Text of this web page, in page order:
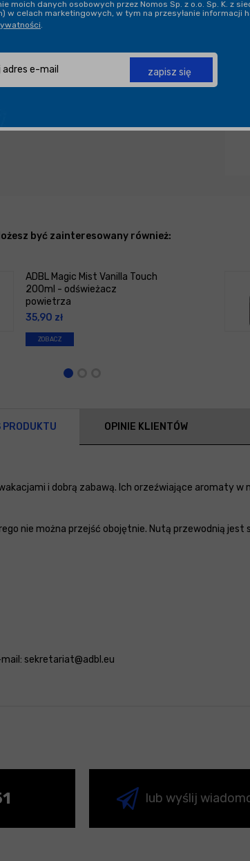
być zainteresowany również:
ADBL Magic Mist Vanilla Touch
200ml - odświeżacz
powietrza
35,90 zł
ZOBACZ
PRODUKTU OPINIE KLIENTÓW
i dobrą zabawą. Ich orzeźwiające aromaty
nie można przejść obojętnie. Nutą przewodnią jest
sekretariat@adbl.eu
lub wyślij
moich danych osobowych przez Nomos Sp. z o.o. Sp. K. z
w celach marketingowych, w tym na przesyłanie informacji
zapisz się